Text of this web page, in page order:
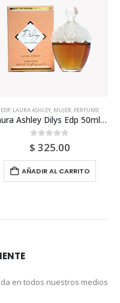
EDP LAURA ASHLEY MUJER PERFUME
Laura Ashley Dilys Edp 50ml Sin Atomizador Para Mujer
0 out of 5
$ 325.00
AÑADIR AL CARRITO
en todos nuestros medios